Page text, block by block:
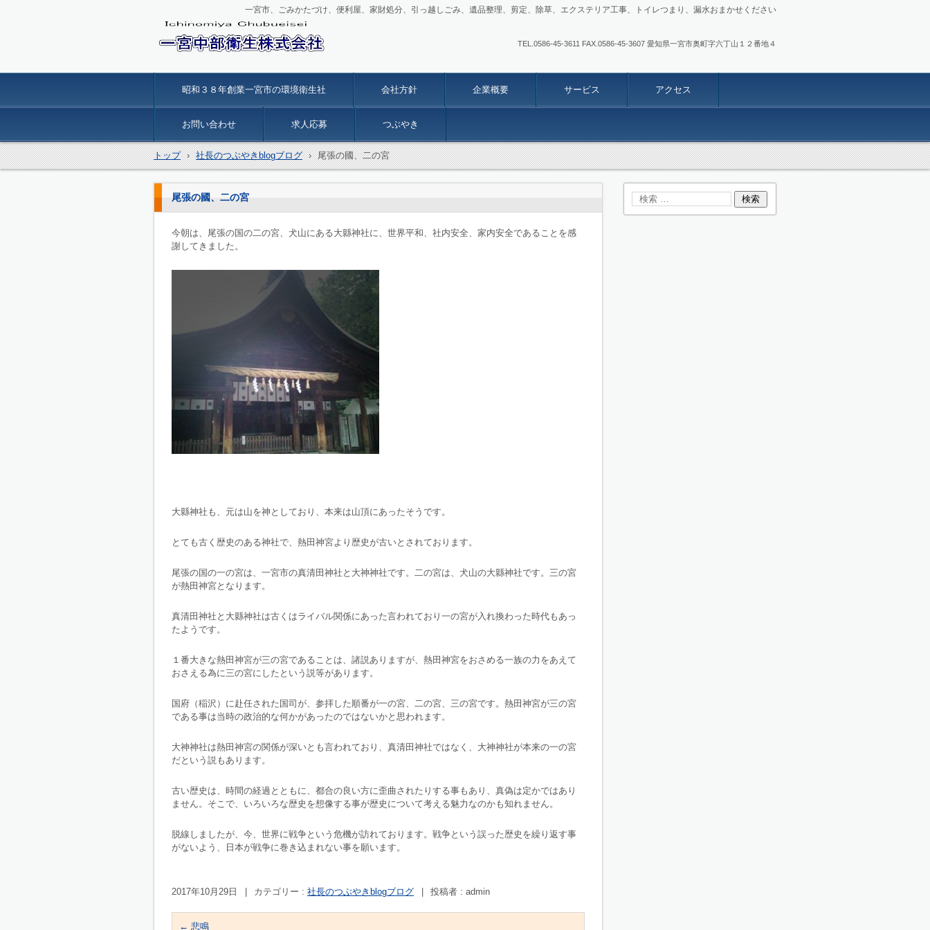
一宮市、ごみかたづけ、便利屋、家財処分、引っ越しごみ、遺品整理、剪定、除草、エクステリア工事、トイレつまり、漏水おまかせください
TEL.0586-45-3611 FAX.0586-45-3607 愛知県一宮市奥町字六丁山１２番地４
昭和３８年創業一宮市の環境衛生社 会社方針 企業概要 サービス アクセス
お問い合わせ 求人応募 つぶやき
トップ › 社長のつぶやきblogブログ › 尾張の國、二の宮
尾張の國、二の宮
今朝は、尾張の国の二の宮、犬山にある大縣神社に、世界平和、社内安全、家内安全であることを感
謝してきました。
大縣神社も、元は山を神としており、本来は山頂にあったそうです。
とても古く歴史のある神社で、熱田神宮より歴史が古いとされております。
尾張の国の一の宮は、一宮市の真清田神社と大神神社です。二の宮は、犬山の大縣神社です。三の宮
が熱田神宮となります。
真清田神社と大縣神社は古くはライバル関係にあった言われており一の宮が入れ換わった時代もあっ
たようです。
１番大きな熱田神宮が三の宮であることは、諸説ありますが、熱田神宮をおさめる一族の力をあえて
おさえる為に三の宮にしたという説等があります。
国府（稲沢）に赴任された国司が、参拝した順番が一の宮、二の宮、三の宮です。熱田神宮が三の宮
である事は当時の政治的な何かがあったのではないかと思われます。
大神神社は熱田神宮の関係が深いとも言われており、真清田神社ではなく、大神神社が本来の一の宮
だという説もあります。
古い歴史は、時間の経過とともに、都合の良い方に歪曲されたりする事もあり、真偽は定かではあり
ません。そこで、いろいろな歴史を想像する事が歴史について考える魅力なのかも知れません。
脱線しましたが、今、世界に戦争という危機が訪れております。戦争という誤った歴史を繰り返す事
がないよう、日本が戦争に巻き込まれない事を願います。
2017年10月29日 カテゴリー : 社長のつぶやきblogブログ 投稿者 : admin
← 悲鳴